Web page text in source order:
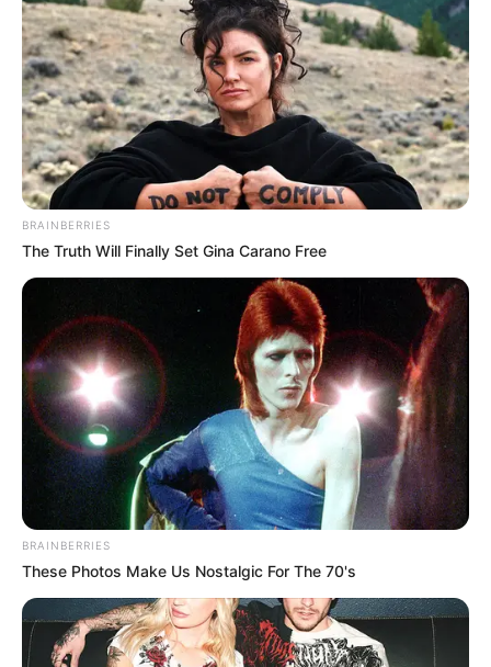
หลายคนคงสงสัยว่าทำไมคนที่ตายไปแล้ว ทางด้าน
สัปเหร่อจึงต้องนำศพมาทำการมัดตราสังเพื่ออะไร และ
เหตุผลเป็นอย่างไร วันนี้Horoscope.Mthai.comนำ
ข้อมูลมาบอกกัน
การตราสัง หมายความว่าการมัดศพ หรือการผูกศพให้
เป็นเปลาะ ๆ ด้วยด้ายดิบ เป็นต้น ส่วนคำว่า สัง ใน ตราสัง
นั้น นักปราชญ์บางคนสันนิษฐานว่ามาจากคำ สังขาร แต่
ศาสตราจารย์พระยาอนุมานราชธน (ยง เสฐียรโกเศศ)
สันนิษฐานว่า น่าจะมาจากคำ สาง ซึ่งแปลว่า ผี หรือ
ซากศพ
การตราสัง หรือการมัดตราสังเมื่อมีคนตาย และทำพิธี
เบื้องต้นให้แก่ศพ เช่น อาบน้ำศพ และแต่งตั้งศพ เสร็จ
แล้ว ก่อนนำศพใส่โลง ต้องทำพิธีมัดตราสัง
สิญจน์ นิยมมัดเป็น ๓ เปลาะ คือ ที่คอ ที่มือและที่เท้า มีผู้
แต่งคำโคลงอธิบายการมัดตราสังเป็น ๓ เปลาะไว้ดังนี้
BRAINBERRIES
The Truth Will Finally Set Gina Carano Free
BRAINBERRIES
These Photos Make Us Nostalgic For The 70's